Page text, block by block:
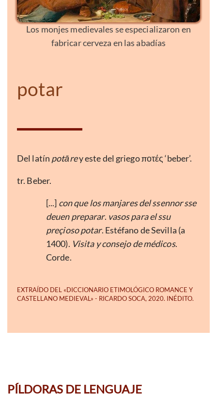
Los monjes medievales se especializaron en
fabricar cerveza en las abadías
potar
Del latín potārey este del griego ποτές ‘beber’.
tr. Beber.
[...] con que los manjares del ssennor sse
deuen preparar. vasos para el ssu
preçioso potar. Estéfano de Sevilla (a
1400). Visita y consejo de médicos.
Corde.
PÍLDORAS DE LENGUAJE